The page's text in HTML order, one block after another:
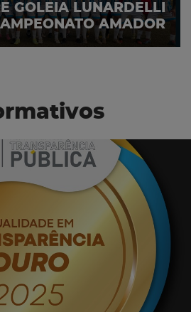
GOLEIA LUNARDELLI
AMADOR